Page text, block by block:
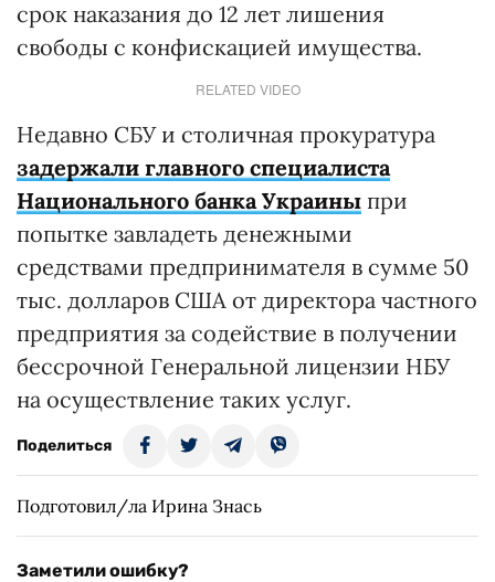
срок наказания до 12 лет лишения
свободы с конфискацией имущества.
RELATED VIDEO
Недавно СБУ и столичная прокуратура
задержали главного специалиста
Национального банка Украины при
попытке завладеть денежными
средствами предпринимателя в сумме 50
тыс. долларов США от директора частного
предприятия за содействие в получении
бессрочной Генеральной лицензии НБУ
на осуществление таких услуг.
Поделиться
Подготовил/ла Ирина Знась
Заметили ошибку?